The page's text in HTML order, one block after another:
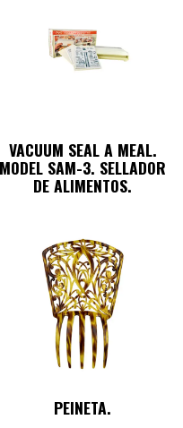
VACUUM SEAL A MEAL.
MODEL SAM-3. SELLADOR
DE ALIMENTOS.
PEINETA.